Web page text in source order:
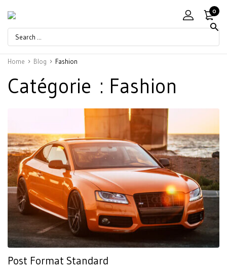
0
Home Blog Fashion
Catégorie : Fashion
Post Format Standard